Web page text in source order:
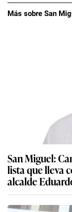
Más sobre San
San Miguel:
lista que lleva
alcalde